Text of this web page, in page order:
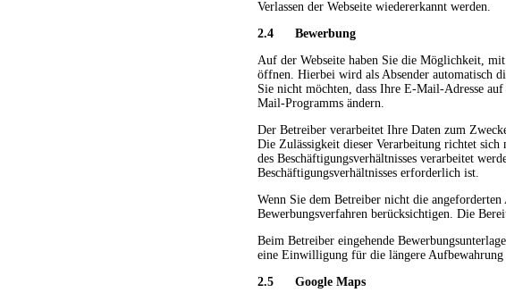
Verlassen der Webseite wiedererkannt werden.
2.4 Bewerbung
Auf der Webseite haben Sie die Möglichkeit,
öffnen. Hierbei wird als Absender automatisch
Sie nicht möchten, dass Ihre E-Mail-Adresse
Mail-Programms ändern.
Der Betreiber verarbeitet Ihre Daten zum
Die Zulässigkeit dieser Verarbeitung richtet sich
des Beschäftigungsverhältnisses verarbeitet
Beschäftigungsverhältnisses erforderlich ist.
Wenn Sie dem Betreiber nicht die
Bewerbungsverfahren berücksichtigen. Die
Beim Betreiber eingehende
eine Einwilligung für die längere
2.5 Google Maps